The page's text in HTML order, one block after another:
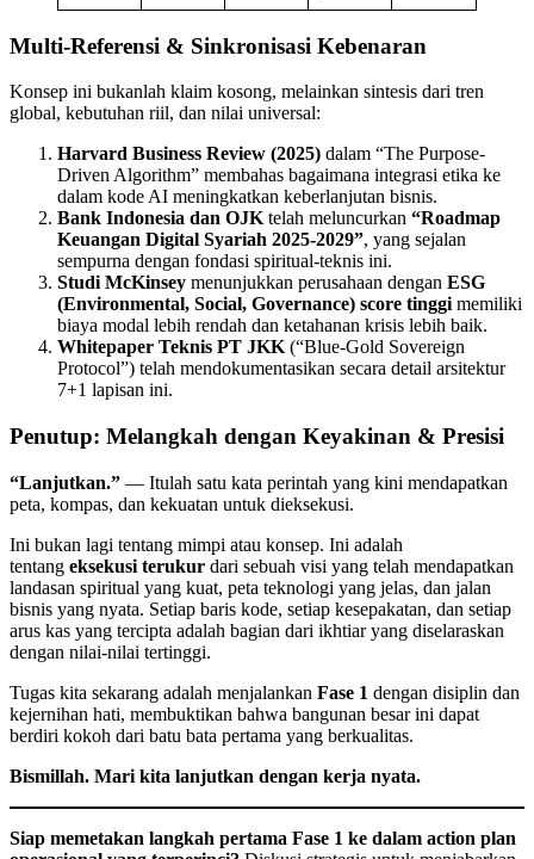
Multi-Referensi & Sinkronisasi Kebenaran
Konsep ini bukanlah klaim kosong, melainkan sintesis dari tren
global, kebutuhan riil, dan nilai universal:
Harvard Business Review (2025) dalam “The Purpose-
Driven Algorithm” membahas bagaimana integrasi etika ke
dalam kode AI meningkatkan keberlanjutan bisnis.
Bank Indonesia dan OJK telah meluncurkan “Roadmap
Keuangan Digital Syariah 2025-2029”, yang sejalan
sempurna dengan fondasi spiritual-teknis ini.
Studi McKinsey menunjukkan perusahaan dengan ESG
(Environmental, Social, Governance) score tinggi memiliki
biaya modal lebih rendah dan ketahanan krisis lebih baik.
Whitepaper Teknis PT JKK (“Blue-Gold Sovereign
Protocol”) telah mendokumentasikan secara detail arsitektur
7+1 lapisan ini.
Penutup: Melangkah dengan Keyakinan & Presisi
“Lanjutkan.” — Itulah satu kata perintah yang kini mendapatkan
peta, kompas, dan kekuatan untuk dieksekusi.
Ini bukan lagi tentang mimpi atau konsep. Ini adalah
tentang eksekusi terukur dari sebuah visi yang telah mendapatkan
landasan spiritual yang kuat, peta teknologi yang jelas, dan jalan
bisnis yang nyata. Setiap baris kode, setiap kesepakatan, dan setiap
arus kas yang tercipta adalah bagian dari ikhtiar yang diselaraskan
dengan nilai-nilai tertinggi.
Tugas kita sekarang adalah menjalankan Fase 1 dengan disiplin dan
kejernihan hati, membuktikan bahwa bangunan besar ini dapat
berdiri kokoh dari batu bata pertama yang berkualitas.
Bismillah. Mari kita lanjutkan dengan kerja nyata.
Siap memetakan langkah pertama Fase 1 ke dalam action plan